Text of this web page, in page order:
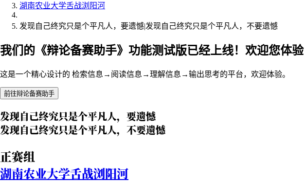
湖南农业大学舌战浏阳河
发现自己终究只是个平凡人，要遗憾|发现自己终究只是个平凡人，不要遗憾
我们的《辩论备赛助手》功能测试版已经上线！欢迎您体验
这是一个精心设计的 检索信息→阅读信息→理解信息→输出思考的平台，欢迎体验。
前往辩论备赛助手
发现自己终究只是个平凡人，要遗憾
发现自己终究只是个平凡人，不要遗憾
正赛组
湖南农业大学舌战浏阳河